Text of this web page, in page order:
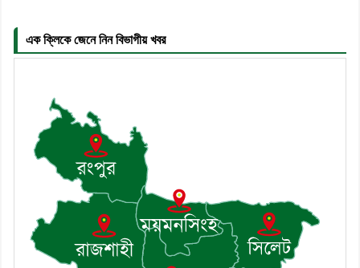
৮। মেঘনায় আইন-শৃঙ্খলা কমিটির মাসিক
সভা অনুষ্ঠিত
৯। জাতীয় নেতা ড. খন্দকার মোশাররফ
হোসেনের মূল্যায়ন কোথায় এবং একটি
বিশ্লেষণ
এক ক্লিকে জেনে নিন বিভাগীয় খবর